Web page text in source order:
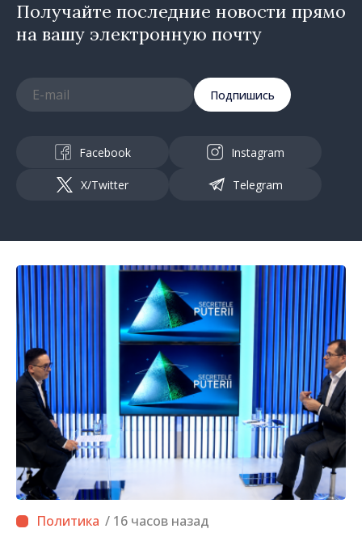
Получайте последние новости прямо
на вашу электронную почту
Подпишись
Facebook Instagram
X/Twitter Telegram
/ 16 часов назад